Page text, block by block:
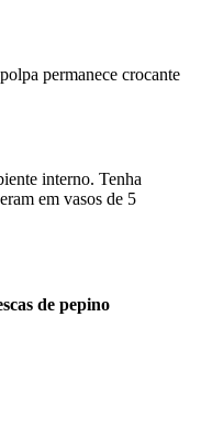
permanece crocante
interno. Tenha
em vasos de 5
de pepino